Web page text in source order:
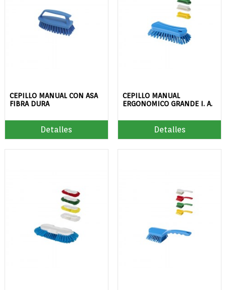
CEPILLO MANUAL CON ASA
FIBRA DURA
Detalles
CEPILLO MANUAL
ERGONOMICO GRANDE I. A.
Detalles